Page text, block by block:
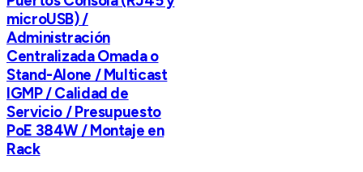
microUSB) /
Administración
Centralizada Omada o
Stand-Alone / Multicast
IGMP / Calidad de
Servicio / Presupuesto
PoE 384W / Montaje en
Rack